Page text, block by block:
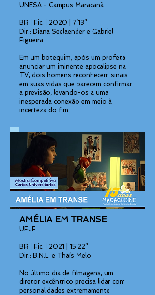
UNESA - Campus Maracanã
BR | Fic. | 2020 | 7’13’’
Dir.: Diana Seelaender e Gabriel
Figueira
Em um botequim, após um profeta
anunciar um iminente apocalipse na
TV, dois homens reconhecem sinais
em suas vidas que parecem confirmar
a previsão, levando-os a uma
inesperada conexão em meio à
incerteza do fim.
AMÉLIA EM TRANSE
UFJF
BR | Fic. | 2021 | 15’22’’
Dir.: B.N.L. e Thaís Melo
No último dia de filmagens, um
diretor excêntrico precisa lidar com
personalidades extremamente